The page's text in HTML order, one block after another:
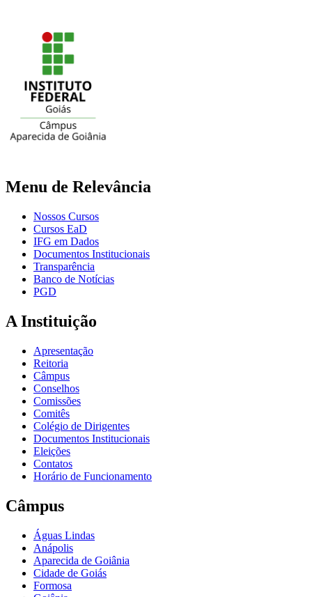
Menu de Relevância
Nossos Cursos
Cursos EaD
IFG em Dados
Documentos Institucionais
Transparência
Banco de Notícias
PGD
A Instituição
Apresentação
Reitoria
Câmpus
Conselhos
Comissões
Comitês
Colégio de Dirigentes
Documentos Institucionais
Eleições
Contatos
Horário de Funcionamento
Câmpus
Águas Lindas
Anápolis
Aparecida de Goiânia
Cidade de Goiás
Formosa